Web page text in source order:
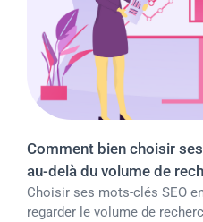
Comment bien choisir
au-delà du volume de
Choisir ses mots-clés SEO
regarder le volume de